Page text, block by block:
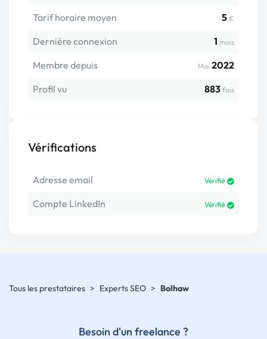
Tarif horaire moyen 5 €
Dernière connexion 1 mois
Membre depuis Mai 2022
Profil vu
883 fois
Vérifications
Adresse email Vérifié
Compte LinkedIn Vérifié
Tous les prestataires > Experts SEO > Bolhaw
Besoin d'un freelance ?